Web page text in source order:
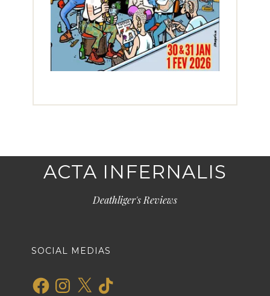
ACTA INFERNALIS
Deathliger's Reviews
SOCIAL MEDIAS
FacebookInstagram
X TikTok